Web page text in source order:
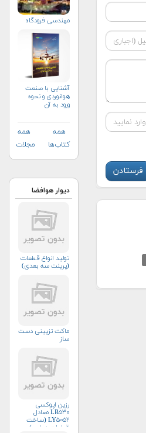
مهندسي فرودگاه
آشنایی با صنعت
هوانوردی و نحوه
ورود به آن
همه
کتاب‌ها
همه
مجلات
دیوار هوافضا
توليد انواع قطعات
(پرينت سه بعدي)
ماکت تزیینی دست
ساز
رزین اپوکسی
LR۵۳۰ معادل
LY۵۰۵۲ (ساخت
قطعات هوایی)